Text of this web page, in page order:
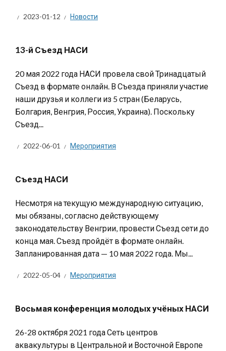
2023-01-12 Новости
13-й Съезд НАСИ
20 мая 2022 года НАСИ провела свой Тринадцатый
Съезд в формате онлайн. В Съезда приняли участие
наши друзья и коллеги из 5 стран (Беларусь,
Болгария, Венгрия, Россия, Украина). Поскольку
Съезд...
2022-06-01 Мероприятия
Съезд НАСИ
Несмотря на текущую международную ситуацию,
мы обязаны, согласно действующему
законодательству Венгрии, провести Съезд сети до
конца мая. Съезд пройдёт в формате онлайн.
Запланированная дата — 10 мая 2022 года. Мы...
2022-05-04 Мероприятия
Восьмая конференция молодых учёных НАСИ
26-28 октября 2021 года Сеть центров
аквакультуры в Центральной и Восточной Европе